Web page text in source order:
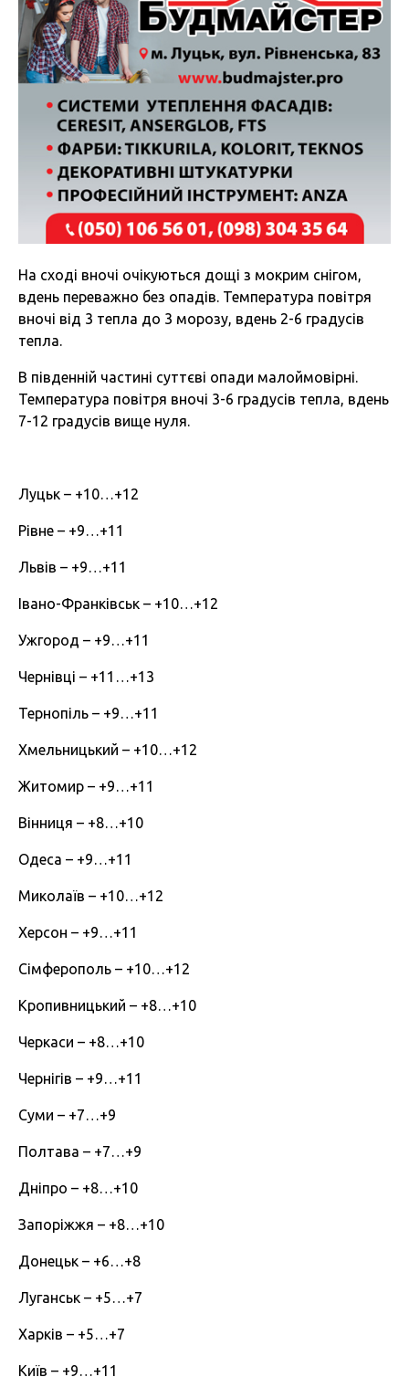
На сході вночі очікуються дощі з мокрим снігом,
вдень переважно без опадів. Температура повітря
вночі від 3 тепла до 3 морозу, вдень 2-6 градусів
тепла.
В південній частині суттєві опади малоймовірні.
Температура повітря вночі 3-6 градусів тепла, вдень
7-12 градусів вище нуля.
Луцьк – +10…+12
Рівне – +9…+11
Львів – +9…+11
Івано-Франківськ – +10…+12
Ужгород – +9…+11
Чернівці – +11…+13
Тернопіль – +9…+11
Хмельницький – +10…+12
Житомир – +9…+11
Вінниця – +8…+10
Одеса – +9…+11
Миколаїв – +10…+12
Херсон – +9…+11
Сімферополь – +10…+12
Кропивницький – +8…+10
Черкаси – +8…+10
Чернігів – +9…+11
Суми – +7…+9
Полтава – +7…+9
Дніпро – +8…+10
Запоріжжя – +8…+10
Донецьк – +6…+8
Луганськ – +5…+7
Харків – +5…+7
Київ – +9…+11